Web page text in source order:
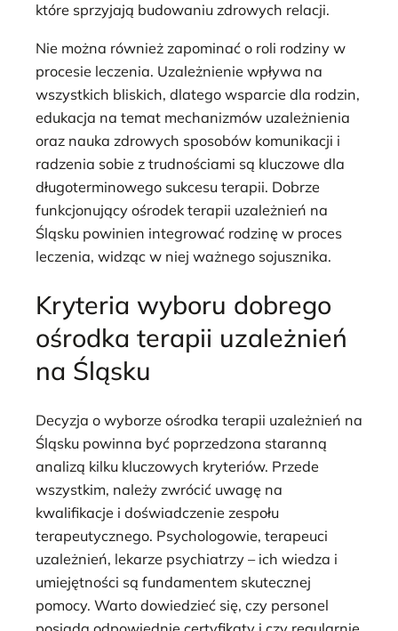
które sprzyjają budowaniu zdrowych relacji.
Nie można również zapominać o roli rodziny w
procesie leczenia. Uzależnienie wpływa na
wszystkich bliskich, dlatego wsparcie dla rodzin,
edukacja na temat mechanizmów uzależnienia
oraz nauka zdrowych sposobów komunikacji i
radzenia sobie z trudnościami są kluczowe dla
długoterminowego sukcesu terapii. Dobrze
funkcjonujący ośrodek terapii uzależnień na
Śląsku powinien integrować rodzinę w proces
leczenia, widząc w niej ważnego sojusznika.
Kryteria wyboru dobrego
ośrodka terapii uzależnień
na Śląsku
Decyzja o wyborze ośrodka terapii uzależnień na
Śląsku powinna być poprzedzona staranną
analizą kilku kluczowych kryteriów. Przede
wszystkim, należy zwrócić uwagę na
kwalifikacje i doświadczenie zespołu
terapeutycznego. Psychologowie, terapeuci
uzależnień, lekarze psychiatrzy – ich wiedza i
umiejętności są fundamentem skutecznej
pomocy. Warto dowiedzieć się, czy personel